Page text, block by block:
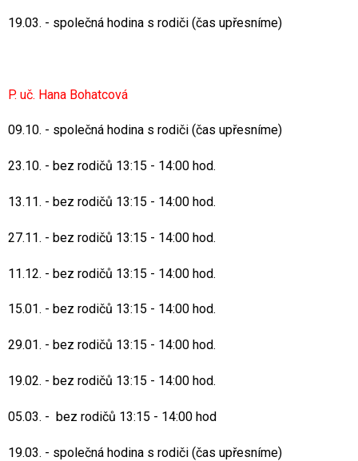
19.03. - společná hodina s rodiči (čas upřesníme)
P. uč. Hana Bohatcová
09.10. - společná hodina s rodiči (čas upřesníme)
23.10. - bez rodičů 13:15 - 14:00 hod.
13.11. - bez rodičů 13:15 - 14:00 hod.
27.11. - bez rodičů 13:15 - 14:00 hod.
11.12. - bez rodičů 13:15 - 14:00 hod.
15.01. - bez rodičů 13:15 - 14:00 hod.
29.01. - bez rodičů 13:15 - 14:00 hod.
19.02. - bez rodičů 13:15 - 14:00 hod.
05.03. - bez rodičů 13:15 - 14:00 hod
19.03. - společná hodina s rodiči (čas upřesníme)